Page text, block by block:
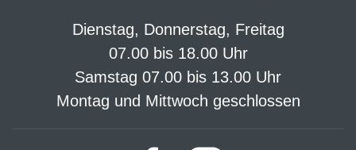
Dienstag, Donnerstag, Freitag
07.00 bis 18.00 Uhr
Samstag 07.00 bis 13.00 Uhr
Montag und Mittwoch geschlossen